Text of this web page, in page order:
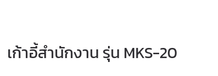
เก้าอี้สำนักงาน รุ่น MKS-20